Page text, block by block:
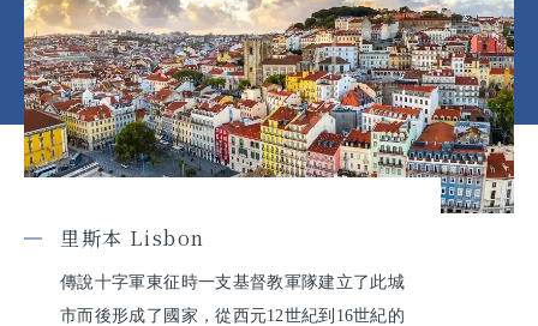
里斯本 Lisbon
傳說十字軍東征時一支基督教軍隊建立了此城
市而後形成了國家，從西元12世紀到16世紀的